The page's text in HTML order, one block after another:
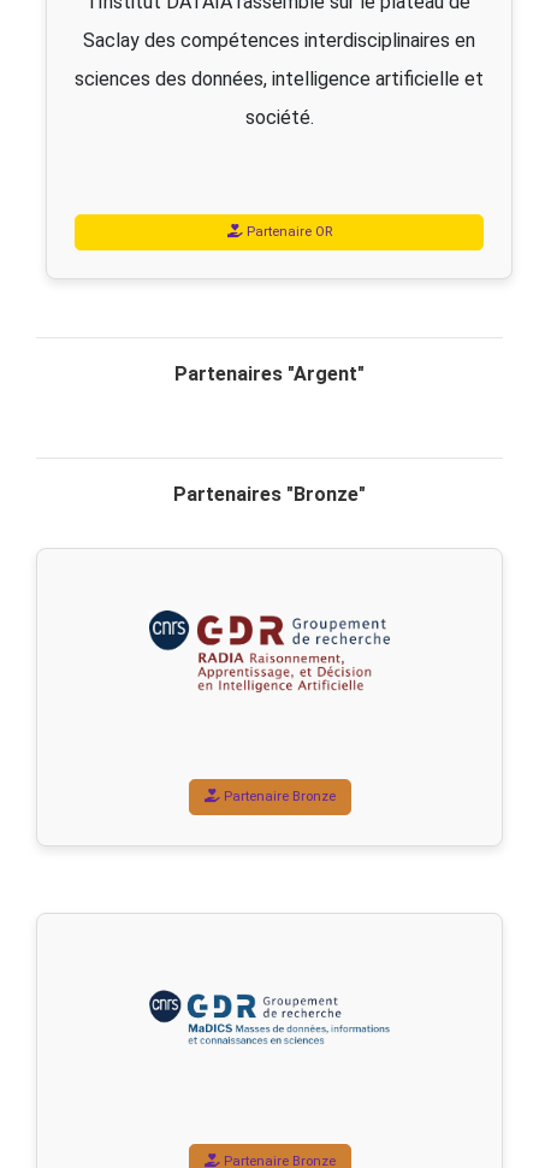
Saclay des compétences interdisciplinaires en
sciences des données, intelligence artificielle et
société.
Partenaire OR
Partenaires "Argent"
Partenaires "Bronze"
Partenaire Bronze
Partenaire Bronze